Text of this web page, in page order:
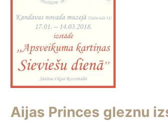
Aijas Princes gleznu